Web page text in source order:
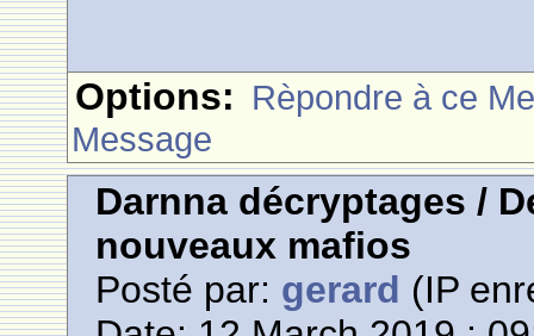
Options: Rèpondre à ce
Message
Darnna décryptages /
nouveaux mafios
Posté par: gerard (IP